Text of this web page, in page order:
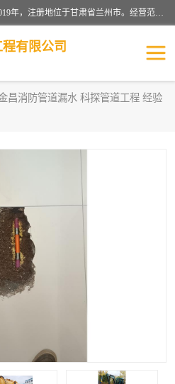
甘肃科探管道工程有限公司成立于2019年，注册地位于甘肃省兰州市。经营范围包括管道安装、清洗、疏通、维修、检测，防水工程，工程钻孔，化粪池清理，暖气安装，给排水管道安装维修，室内外管道如消防、供水、供热管道漏水检测定位，室内外防水堵漏等。
有限公司
昌消防管道漏水 科探管道工程 经验